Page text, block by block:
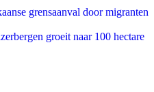
grensaanval door migranten
groeit naar 100 hectare